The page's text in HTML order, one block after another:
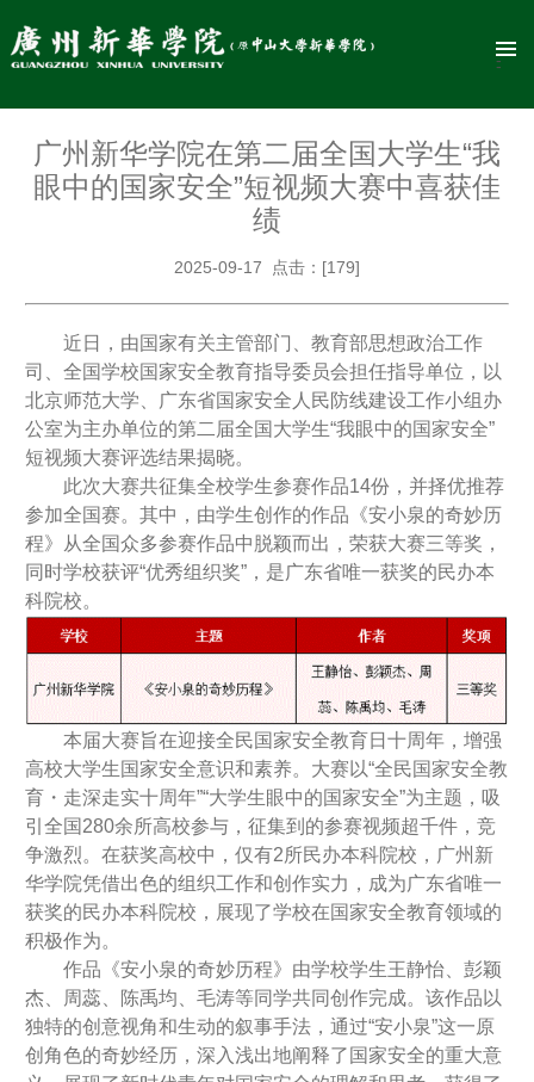
广州新华学院在第二届全国大学生“我
眼中的国家安全”短视频大赛中喜获佳
绩
2025-09-17 点击：[179]
近日，由国家有关主管部门、教育部思想政治工作
司、全国学校国家安全教育指导委员会担任指导单位，以
北京师范大学、广东省国家安全人民防线建设工作小组办
公室为主办单位的第二届全国大学生“我眼中的国家安全”
短视频大赛评选结果揭晓。
此次大赛共征集全校学生参赛作品14份，并择优推荐
参加全国赛。其中，由学生创作的作品《安小泉的奇妙历
程》从全国众多参赛作品中脱颖而出，荣获大赛三等奖，
同时学校获评“优秀组织奖”，是广东省唯一获奖的民办本
科院校。
本届大赛旨在迎接全民国家安全教育日十周年，增强
高校大学生国家安全意识和素养。大赛以“全民国家安全教
育・走深走实十周年”“大学生眼中的国家安全”为主题，吸
引全国280余所高校参与，征集到的参赛视频超千件，竞
争激烈。在获奖高校中，仅有2所民办本科院校，广州新
华学院凭借出色的组织工作和创作实力，成为广东省唯一
获奖的民办本科院校，展现了学校在国家安全教育领域的
积极作为。
作品《安小泉的奇妙历程》由学校学生王静怡、彭颖
杰、周蕊、陈禹均、毛涛等同学共同创作完成。该作品以
独特的创意视角和生动的叙事手法，通过“安小泉”这一原
创角色的奇妙经历，深入浅出地阐释了国家安全的重大意